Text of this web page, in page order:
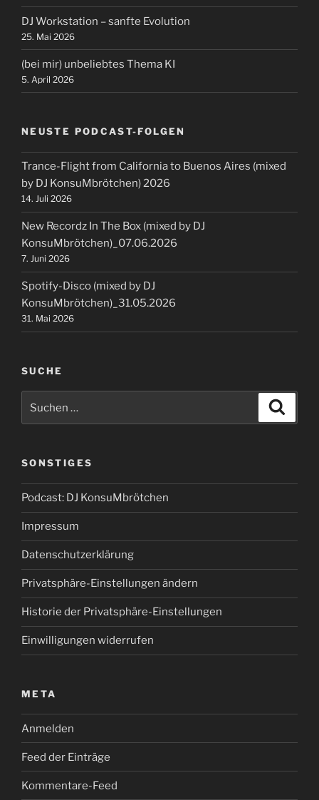
DJ Workstation – sanfte Evolution
25. Mai 2026
(bei mir) unbeliebtes Thema KI
5. April 2026
NEUSTE PODCAST-FOLGEN
Trance-Flight from California to Buenos Aires (mixed
by DJ KonsuMbrötchen) 2026
14. Juli 2026
New Recordz In The Box (mixed by DJ
KonsuMbrötchen)_07.06.2026
7. Juni 2026
Spotify-Disco (mixed by DJ
KonsuMbrötchen)_31.05.2026
31. Mai 2026
SUCHE
nach:
SONSTIGES
Podcast: DJ KonsuMbrötchen
Impressum
Datenschutzerklärung
Privatsphäre-Einstellungen ändern
Historie der Privatsphäre-Einstellungen
Einwilligungen widerrufen
META
Anmelden
Feed der Einträge
Kommentare-Feed